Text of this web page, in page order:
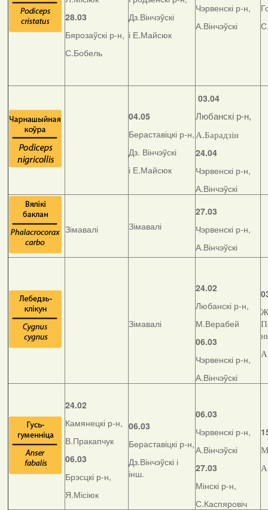
28.03
Бярозаўскі р-н,
С.Бобель
Дз.Вінчэўскі
і Е.Майсюк
Чэрвенскі р-н,
А.Вінчэўскі
04.05
Бераставіцкі р-н,
Дз. Вінчэўскі
і Е.Майсюк
03.04
Любанскі р-н,
А.Барадзін
24.04
Чэрвенскі р-н,
А.Вінчэўскі
Зімавалі Зімавалі
27.03
Чэрвенскі р-н,
А.Вінчэўскі
Зімавалі
24.02
Любанскі р-н,
М.Верабей
06.03
Чэрвенскі р-н,
А.Вінчэўскі
24.02
Камянецкі р-н,
В.Пракапчук
06.03
Брэсцкі р-н,
Я.Місіюк
06.03
Бераставіцкі р-н,
Дз.Вінчэўскі і
інш.
06.03
Чэрвенскі р-н,
А.Вінчэўскі
27.03
Мінскі р-н,
С.Каспяровіч